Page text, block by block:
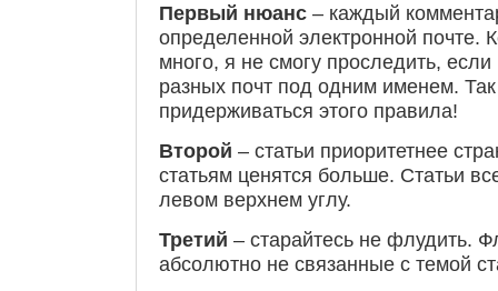
Первый нюанс – каждый
определенной электронной почте.
много, я не смогу проследить, если
разных почт под одним именем. Так
придерживаться этого правила!
Второй – статьи приоритетнее
статьям ценятся больше. Статьи
левом верхнем углу.
Третий – старайтесь не флудить.
абсолютно не связанные с темой